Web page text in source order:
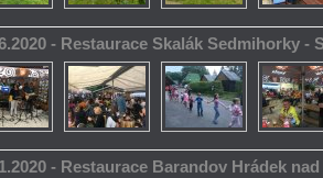
- Restaurace Skalák Sedmihorky -
- Restaurace Barandov Hrádek